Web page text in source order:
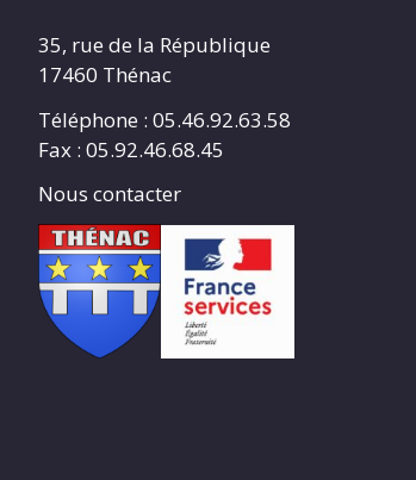
35, rue de la République
17460 Thénac
Téléphone : 05.46.92.63.58
Fax : 05.92.46.68.45
Nous contacter